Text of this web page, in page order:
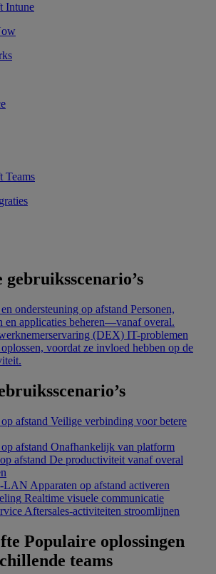
Intune
Teams
ondersteuning op afstand Personen,
en applicaties beheren—vanaf overal.
(DEX) IT-problemen
voordat ze invloed hebben op de
afstand Veilige verbinding voor betere
afstand Onafhankelijk van platform
afstand De productiviteit vanaf overal
LAN Apparaten op afstand activeren
Realtime visuele communicatie
Aftersales-activiteiten stroomlijnen
Populaire oplossingen
teams